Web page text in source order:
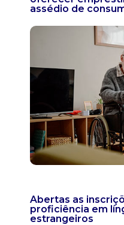
assédio de
Abertas as
proficiência em
estrangeiros